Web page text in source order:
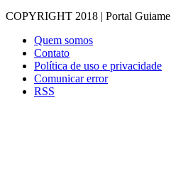
COPYRIGHT 2018 | Portal Guiame
Quem somos
Contato
Política de uso e privacidade
Comunicar error
RSS